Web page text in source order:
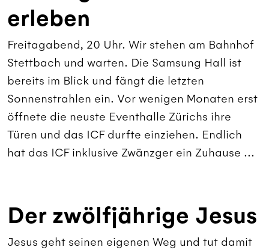
erleben
Freitagabend, 20 Uhr. Wir stehen am Bahnhof
Stettbach und warten. Die Samsung Hall ist
bereits im Blick und fängt die letzten
Sonnenstrahlen ein. Vor wenigen Monaten erst
öffnete die neuste Eventhalle Zürichs ihre
Türen und das ICF durfte einziehen. Endlich
hat das ICF inklusive Zwänzger ein Zuhause ...
Der zwölfjährige Jesus
Jesus geht seinen eigenen Weg und tut damit